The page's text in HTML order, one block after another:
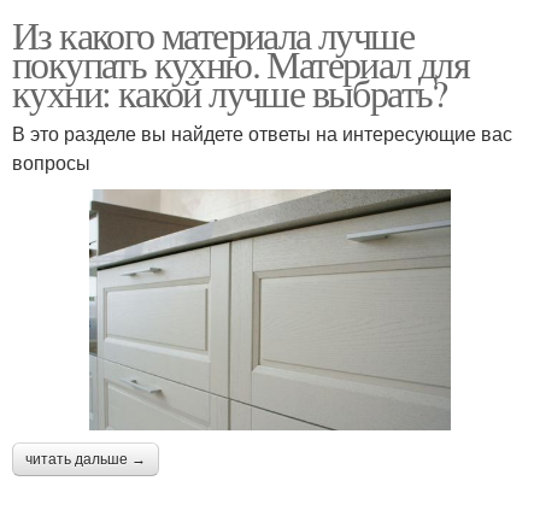
Из какого материала лучше
покупать кухню. Материал для
кухни: какой лучше выбрать?
В это разделе вы найдете ответы на интересующие вас
вопросы
читать дальше →